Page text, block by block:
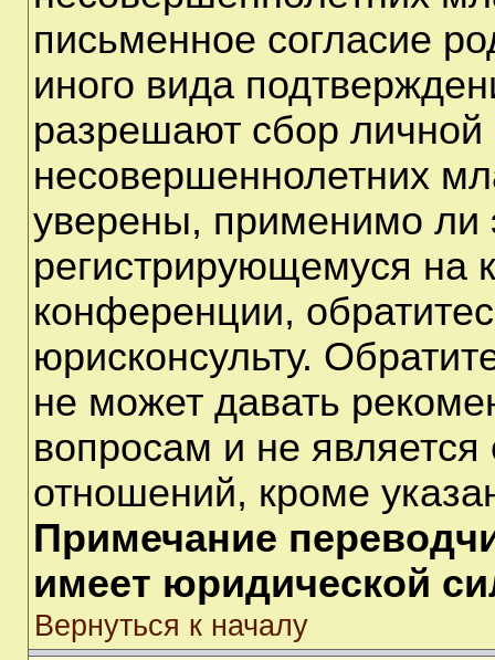
письменное согласие
иного вида
разрешают сбор
несовершеннолетних
уверены, применимо ли
регистрирующемуся на
конференции,
юрисконсульту.
не может давать
вопросам и не
отношений, кроме
Примечание
имеет юридической
Вернуться к началу